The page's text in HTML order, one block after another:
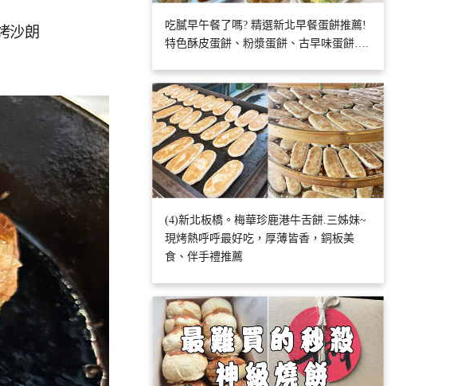
沙朗
吃膩早午餐了嗎? 精選新北早餐蛋餅推薦!
特色酥皮蛋餅、粉漿蛋餅、古早味蛋餅….
(4)新北板橋。梅華珍鹿港牛舌餅.三姊妹~
現烤熱呼呼最好吃，厚薄皆香，銅板美
食、伴手禮推薦